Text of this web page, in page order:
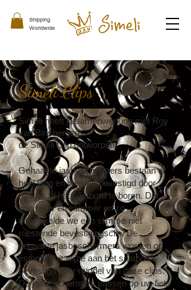
Shipping
Worldwide
Simeli Clips
Simeli heeft in samenwerking met Roy
vanBinsbergen
de Simeli Clip ontworpen.
Gehaakte jasbeschermers bestaan al
heel lang en werden bevestigd door
gaatjes in het spatbord te boren. Dat
kon beter en slimmer en zo
ontwikkelde we een slimme niet
roestende bevestigingsclip. De
gehaakte jasbeschermers worden op
esthetische wijze aan het spatbord
bevestigd door middel van deze clips.
De jasbeschermers passen op uw fiets